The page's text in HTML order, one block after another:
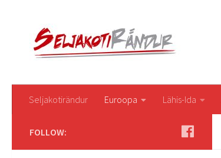
Seljakotirändur Euroopa Lähis-Ida
FOLLOW: